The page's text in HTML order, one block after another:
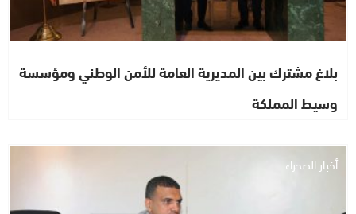
بلاغ مشترك بين المديرية العامة للأمن الوطني ومؤسسة
وسيط المملكة
أخبار الصحراء